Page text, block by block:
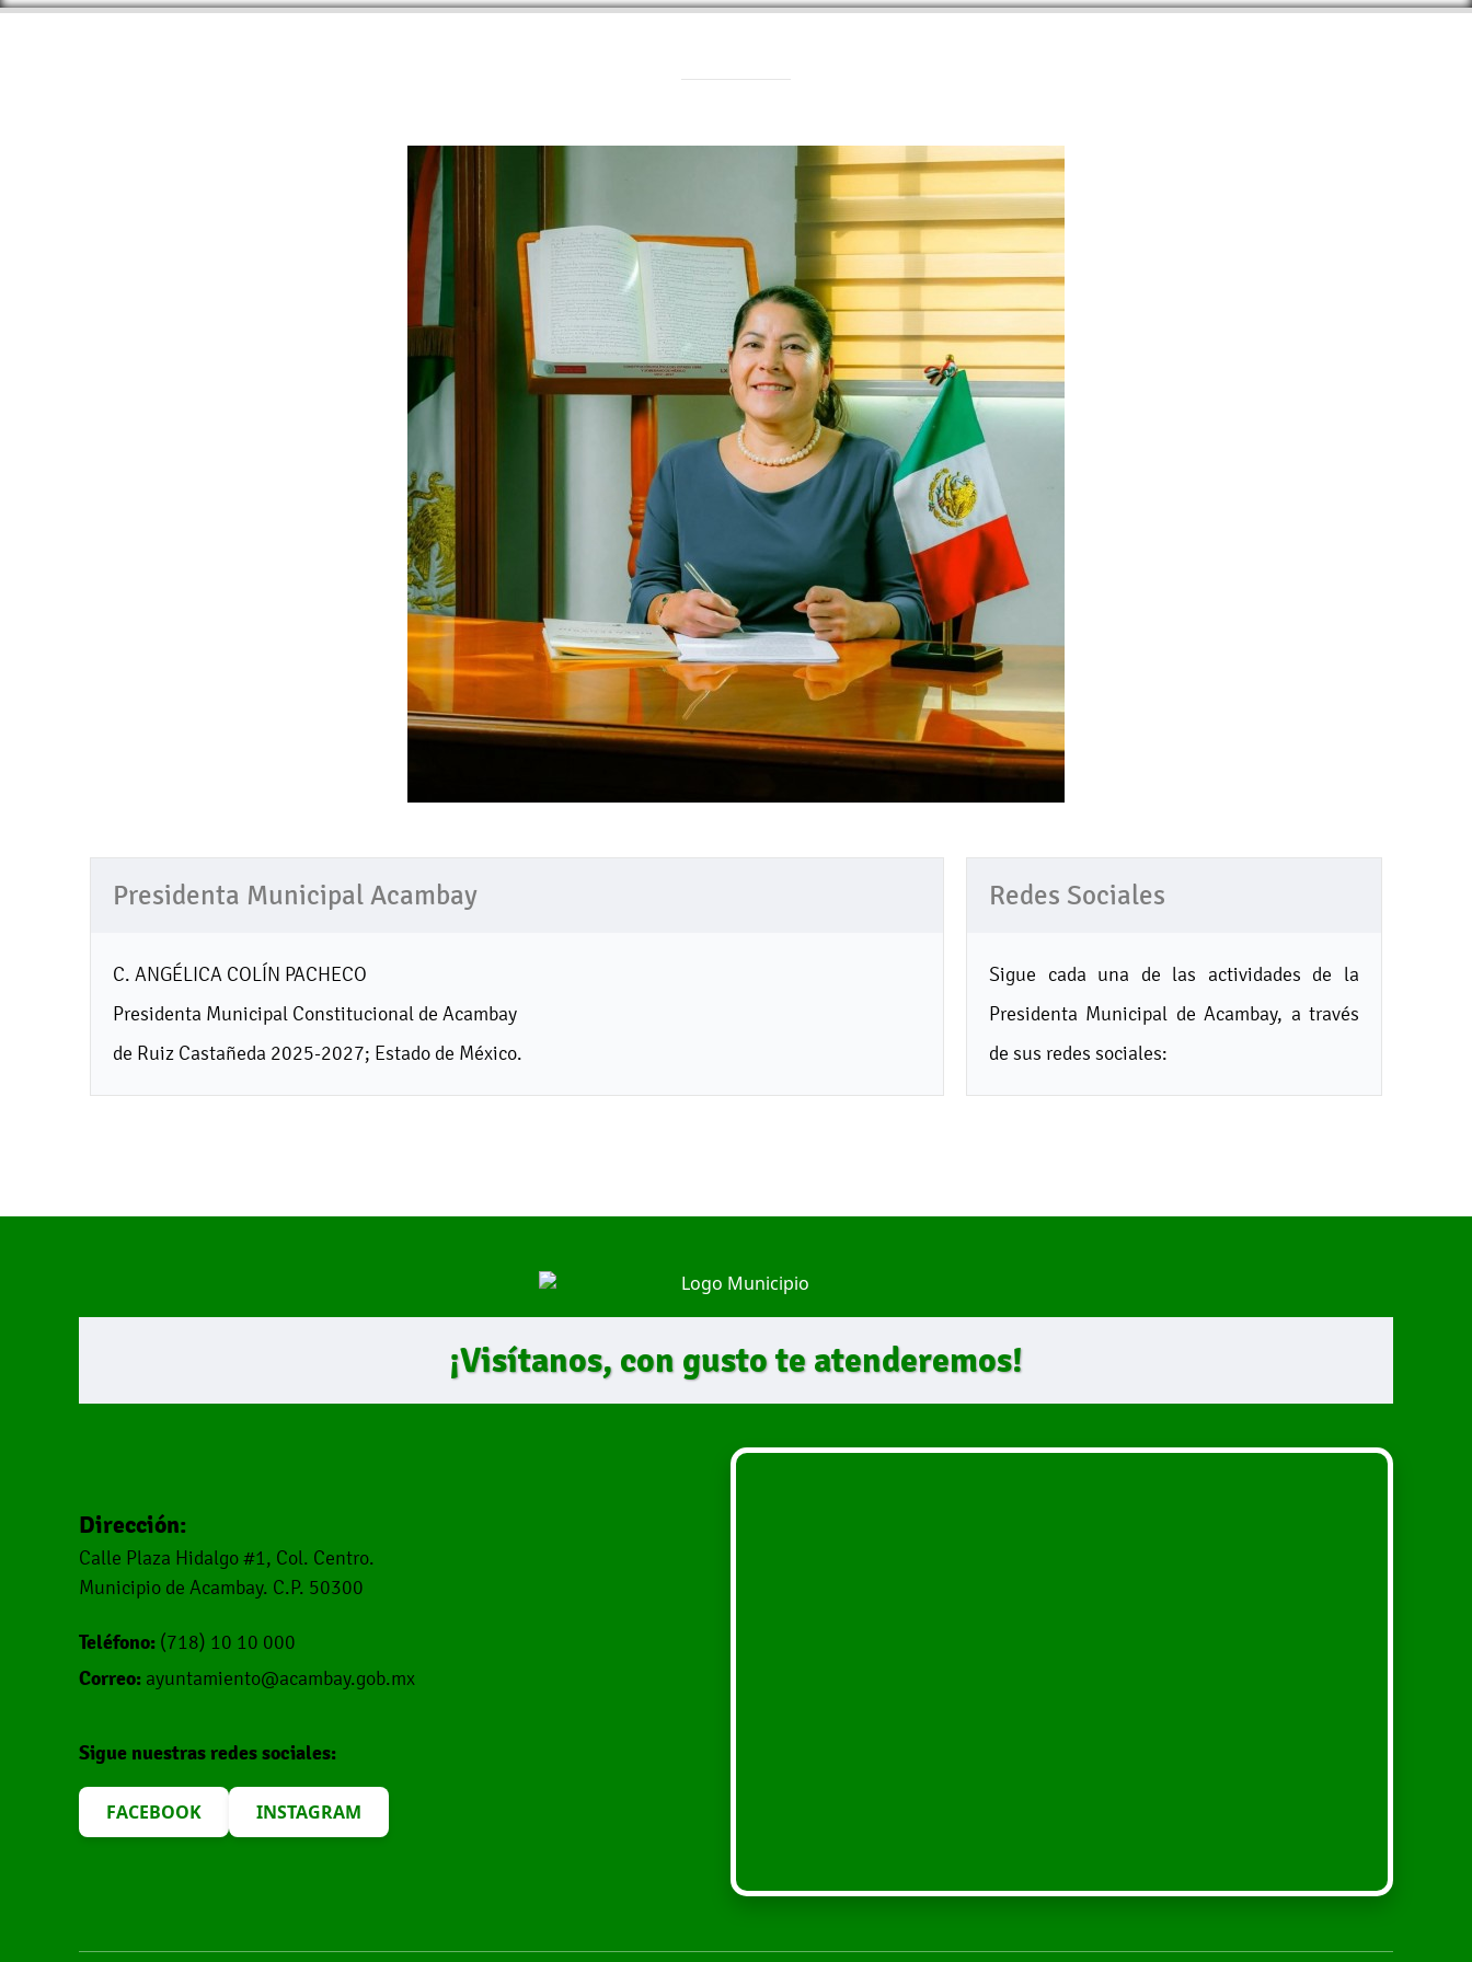
Presidenta Municipal Acambay
C. ANGÉLICA COLÍN PACHECO
Presidenta Municipal Constitucional de Acambay
de Ruiz Castañeda 2025-2027; Estado de México.
Redes Sociales
Sigue cada una de las actividades de la
Presidenta Municipal de Acambay, a través
de sus redes sociales:
¡Visítanos, con gusto te atenderemos!
Dirección:
Calle Plaza Hidalgo #1, Col. Centro.
Municipio de Acambay. C.P. 50300
Teléfono: (718) 10 10 000
Correo: ayuntamiento@acambay.gob.mx
Sigue nuestras redes sociales:
FACEBOOK INSTAGRAM